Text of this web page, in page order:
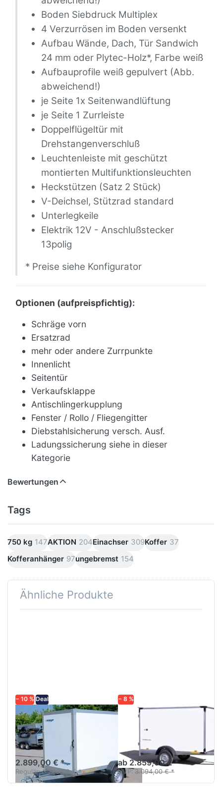
Boden Siebdruck Multiplex
4 Verzurrösen im Boden versenkt
Aufbau Wände, Dach, Tür Sandwich
24 mm oder Plytec-Holz*, Farbe weiß
Aufbauprofile weiß gepulvert (Abb.
abweichend!)
je Seite 1x Seitenwandlüftung
je Seite 1 Zurrleiste
Doppelflügeltür mit
Drehstangenverschluß
Leuchtenleiste mit geschützt
montierten Multifunktionsleuchten
Heckstützen (Satz 2 Stück)
V-Deichsel, Stützrad standard
Unterlegkeile
Elektrik 12V - Anschlußstecker
13polig
* Preise siehe Konfigurator
Optionen (aufpreispfichtig):
Schräge vorn
Ersatzrad
mehr oder andere Zurrpunkte
Innenlicht
Seitentür
Verkaufsklappe
Antischlingerkupplung
Fenster / Rollo / Fliegengitter
Diebstahlsicherung versch. Ausf.
Ladungssicherung siehe in dieser
Kategorie
Bewertungen
Tags
750 kg 147AKTION 204Einachser 309Koffer 37
Kofferanhänger 97ungebremst 154
Ähnliche Produkte
− 10 % Deal
WM MEYER
AZ 7525/126
Koffer Anhänger 250 cm
ungebremst Sandwich weiß
2.899,00 € *
Regulär:3.209,00 € *
− 8 %
HUMBAUR
HK 752513-15P
Kofferanhänger
ungebremst einachsig
ab 2.859,00 € *
UVP:3.094,00 € *